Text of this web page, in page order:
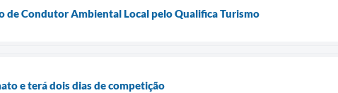
de Condutor Ambiental Local pelo Qualifica Turismo
e terá dois dias de competição